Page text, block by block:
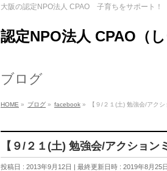
大阪の認定NPO法人 CPAO 子育ちをサポート！
認定NPO法人 CPAO（し
ブログ
HOME » ブログ » facebook » 【９/２１(土) 勉強会/アクシ
【９/２１(土) 勉強会/アクション
投稿日 : 2013年9月12日 最終更新日時 : 2019年8月25日